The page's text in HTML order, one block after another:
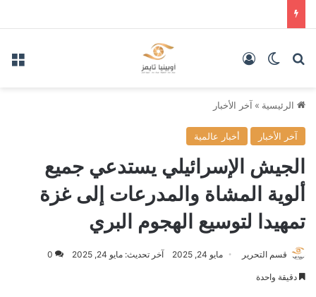
بحث عنالوضع المظلم
الرئيسية » آخر الأخبار
آخر الأخبار أخبار عالمية
الجيش الإسرائيلي يستدعي جميع
ألوية المشاة والمدرعات إلى غزة
تمهيدا لتوسيع الهجوم البري
قسم التحرير مايو 24, 2025 آخر تحديث: مايو 24, 2025 0
دقيقة واحدة